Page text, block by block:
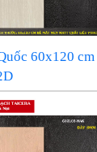
60x120 cm